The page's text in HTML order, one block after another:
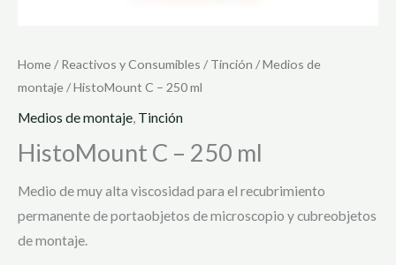
Home/Reactivos y Consumibles /Tinción /Medios de
montaje/ HistoMount C – 250 ml
Medios de montaje, Tinción
HistoMount C – 250 ml
Medio de muy alta viscosidad para el recubrimiento
permanente de portaobjetos de microscopio y cubreobjetos
de montaje.